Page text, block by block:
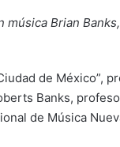
música Brian
de México”,
Banks,
de Música